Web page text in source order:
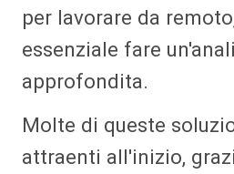
per lavorare da
essenziale fare
approfondita.
Molte di queste
attraenti all'inizio,